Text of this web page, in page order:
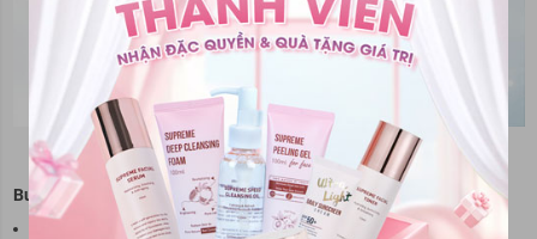
Cách sử dụng kem dưỡng da AiThan hiệu quả
Buổi sáng:
Rửa mặt sạch bằng sữa rửa mặt.